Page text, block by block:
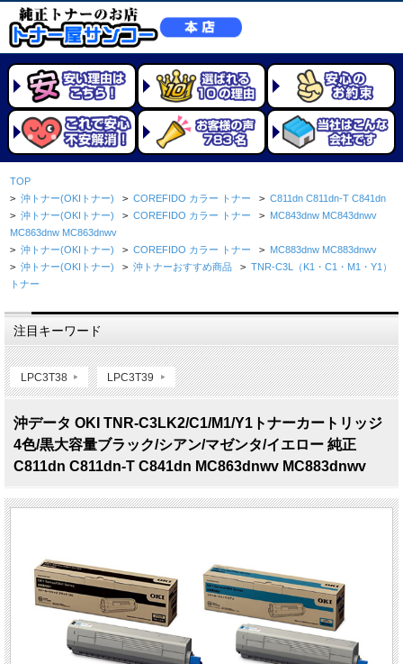
TOP
> 沖トナー(OKIトナー) > COREFIDO カラー トナー > C811dn C811dn-T C841dn
> 沖トナー(OKIトナー) > COREFIDO カラー トナー > MC843dnw MC843dnwv
MC863dnw MC863dnwv
> 沖トナー(OKIトナー) > COREFIDO カラー トナー > MC883dnw MC883dnwv
> 沖トナー(OKIトナー) > 沖トナーおすすめ商品 > TNR-C3L（K1・C1・M1・Y1）
トナー
注目キーワード
LPC3T38 LPC3T39
沖データ OKI TNR-C3LK2/C1/M1/Y1トナーカートリッジ
4色/黒大容量ブラック/シアン/マゼンタ/イエロー 純正
C811dn C811dn-T C841dn MC863dnwv MC883dnwv